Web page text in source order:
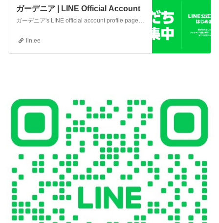
ガーデニア | LINE Official Account
ガーデニア's LINE official account profile page. Add them as a friend for the latest news.
lin.ee